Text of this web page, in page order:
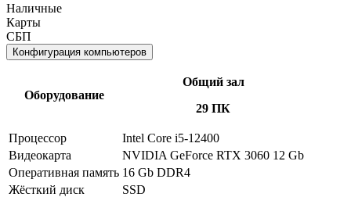
Наличные
Карты
СБП
Конфигурация компьютеров
Оборудование
Общий зал
29 ПК
Процессор
Intel Core i5-12400
Видеокарта
NVIDIA GeForce RTX 3060 12 Gb
Оперативная память 16 Gb DDR4
Жёсткий диск
SSD